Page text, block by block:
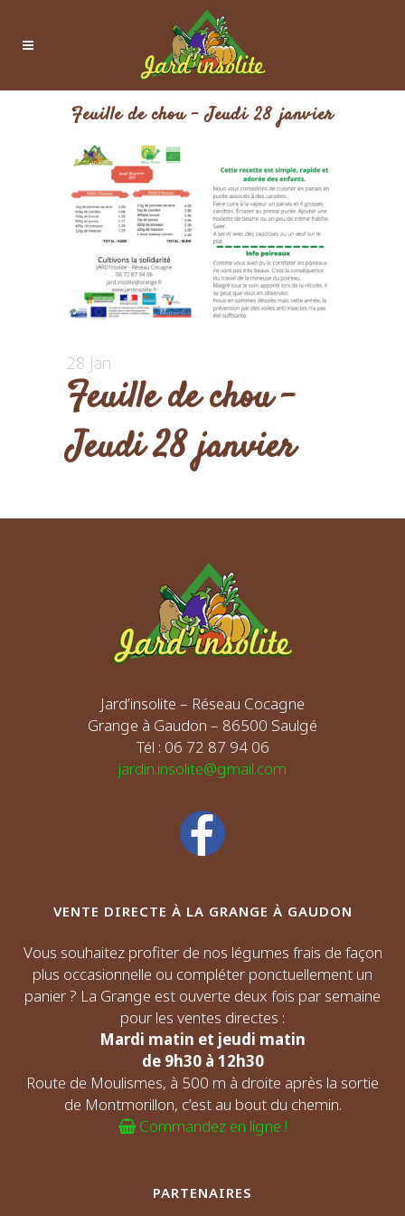
Feuille de chou – Jeudi 28 janvier
28 Jan
Feuille de chou –
Jeudi 28 janvier
Jard’insolite – Réseau Cocagne
Grange à Gaudon – 86500 Saulgé
Tél : 06 72 87 94 06
jardin.insolite@gmail.com
VENTE DIRECTE À LA GRANGE À GAUDON
Vous souhaitez profiter de nos légumes frais de façon
plus occasionnelle ou compléter ponctuellement un
panier ? La Grange est ouverte deux fois par semaine
pour les ventes directes :
Mardi matin et jeudi matin
de 9h30 à 12h30
Route de Moulismes, à 500 m à droite après la sortie
de Montmorillon, c’est au bout du chemin.
Commandez en ligne !
PARTENAIRES